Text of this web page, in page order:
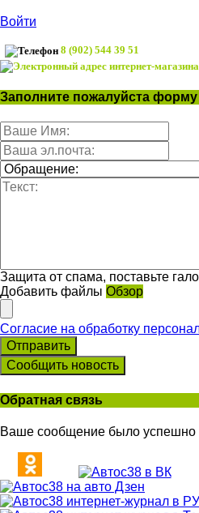
Войти
8 (902) 544 39 51
Заполните пожалуйста форму
Защита от спама, поставьте
Добавить файлы Обзор
Согласие на обработку
Отправить
Сообщить новость
Обратная связь
Ваше сообщение было успешно